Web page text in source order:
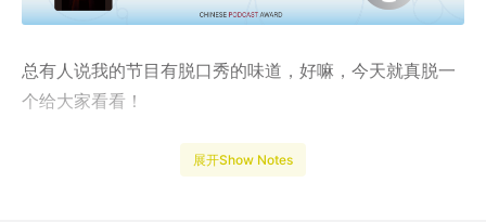
总有人说我的节目有脱口秀的味道，好嘛，今天就真脱一
个给大家看看！
（但喜剧的内核往往……）展开Show Notes